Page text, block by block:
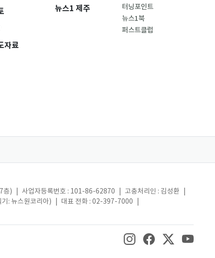
자료
뉴스1 제주
터닝포인트
뉴스1북
퍼스트클럽
층) 사업자등록번호 : 101-86-62870 고충처리인 : 김성환
: 뉴스원코리아) 대표 전화 : 02-397-7000